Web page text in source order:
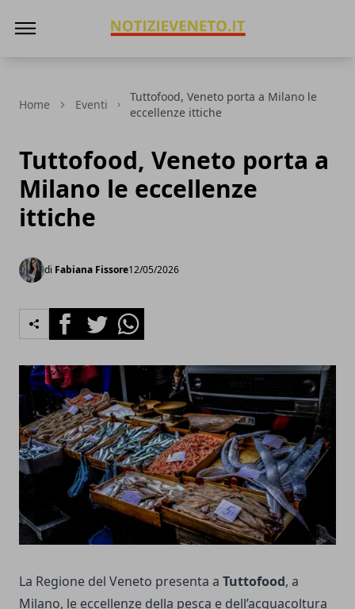
Home Eventi
Tuttofood, Veneto porta a Milano le
eccellenze ittiche
Tuttofood, Veneto porta a
Milano le eccellenze
ittiche
di Fabiana Fissore12/05/2026
FacebookTwitterWhatsapp
La Regione del Veneto presenta a Tuttofood, a
Milano, le eccellenze della pesca e dell’acquacoltura